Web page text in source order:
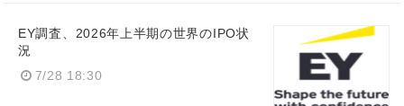
EY調査、2026年上半期の世界のIPO状
況
7/28 18:30